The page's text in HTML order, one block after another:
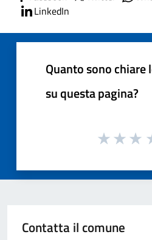
LinkedIn
Quanto sono
su questa pagina?
Contatta il comune